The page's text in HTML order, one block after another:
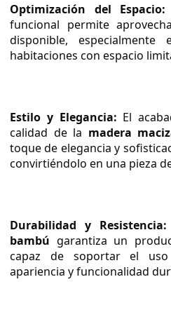
Optimización del Espacio:
funcional permite
disponible,
habitaciones con espacio
Estilo y Elegancia: El
calidad de la madera
toque de elegancia y
convirtiéndolo en una pieza
Durabilidad y Resistencia:
bambú garantiza un
capaz de soportar el
apariencia y funcionalidad